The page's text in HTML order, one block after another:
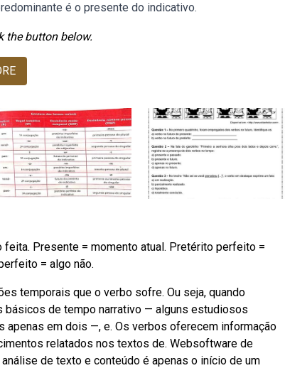
é o presente do indicativo.
the button below.
feita. Presente = momento atual. Pretérito perfeito =
= algo não.
temporais que o verbo sofre. Ou seja, quando
de tempo narrativo — alguns estudiosos
em dois —, e. Os verbos oferecem informação
relatados nos textos de. Websoftware de
de texto e conteúdo é apenas o início de um